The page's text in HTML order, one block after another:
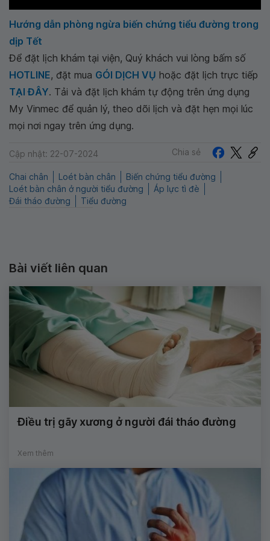
Hướng dẫn phòng ngừa biến chứng tiểu đường trong
dịp Tết
Để đặt lịch khám tại viện, Quý khách vui lòng bấm số
HOTLINE, đặt mua GÓI DỊCH VỤ hoặc đặt lịch trực tiếp
TẠI ĐÂY. Tải và đặt lịch khám tự động trên ứng dụng
My Vinmec để quản lý, theo dõi lịch và đặt hẹn mọi lúc
mọi nơi ngay trên ứng dụng.
Cập nhật: 22-07-2024 Chia sẻ
Chai chân Loét bàn chân
Biến chứng tiểu đường
Loét bàn chân ở người tiểu đường
Áp lực tì đè
Đái tháo đường
Tiểu đường
Bài viết liên quan
Điều trị gãy xương ở người đái tháo đường
Xem thêm